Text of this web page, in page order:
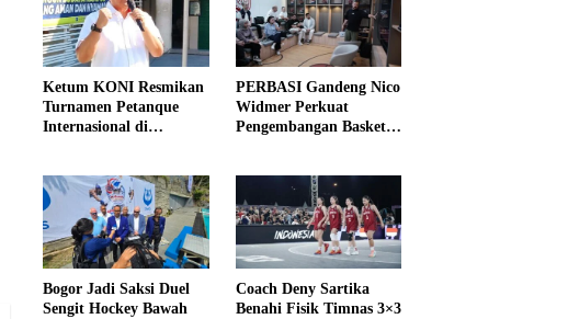
Ketum KONI Resmikan
Turnamen Petanque
Internasional di
PERBASI Gandeng Nico
Widmer Perkuat
Pengembangan Basket
Bogor Jadi Saksi Duel
Sengit Hockey Bawah
Coach Deny Sartika
Benahi Fisik Timnas 3×3